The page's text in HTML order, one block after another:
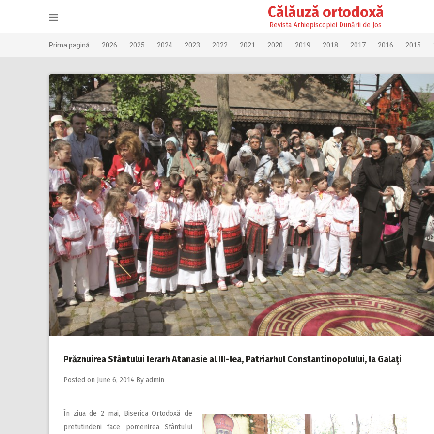
Călăuză ortodoxă
Revista Arhiepiscopiei Dunării de Jos
Prima pagină 2026 2025 2024 2023 2022 2021 2020 2019 2018 2017 2016 2015
Prăznuirea Sfântului Ierarh Atanasie al III-lea, Patriarhul Constantinopolului, la Galaţi
Posted on June 6, 2014 By admin
În ziua de 2 mai, Biserica Ortodoxă de
pretutindeni face pomenirea Sfântului